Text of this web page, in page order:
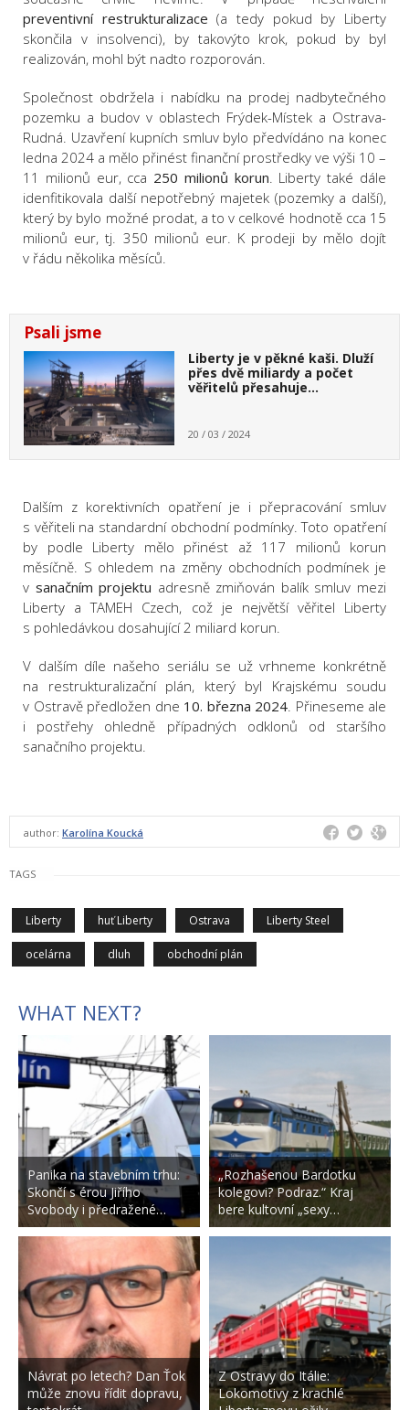
preventivní restrukturalizace (a tedy pokud by Liberty
skončila v insolvenci), by takovýto krok, pokud by byl
realizován, mohl být nadto rozporován.
Společnost obdržela i nabídku na prodej nadbytečného
pozemku a budov v oblastech Frýdek-Místek a Ostrava-
Rudná. Uzavření kupních smluv bylo předvídáno na konec
ledna 2024 a mělo přinést finanční prostředky ve výši 10 –
11 milionů eur, cca 250 milionů korun. Liberty také dále
idenfitikovala další nepotřebný majetek (pozemky a další),
který by bylo možné prodat, a to v celkové hodnotě cca 15
milionů eur, tj. 350 milionů eur. K prodeji by mělo dojít
v řádu několika měsíců.
Psali jsme
Liberty je v pěkné kaši. Dluží
přes dvě miliardy a počet
věřitelů přesahuje…
20 / 03 / 2024
Dalším z korektivních opatření je i přepracování smluv
s věřiteli na standardní obchodní podmínky. Toto opatření
by podle Liberty mělo přinést až 117 milionů korun
měsíčně. S ohledem na změny obchodních podmínek je
v sanačním projektu adresně zmiňován balík smluv mezi
Liberty a TAMEH Czech, což je největší věřitel Liberty
s pohledávkou dosahující 2 miliard korun.
V dalším díle našeho seriálu se už vrhneme konkrétně
na restrukturalizační plán, který byl Krajskému soudu
v Ostravě předložen dne 10. března 2024 . Přineseme ale
i postřehy ohledně případných odklonů od staršího
sanačního projektu.
author: Karolína Koucká
TAGS
Liberty huť Liberty Ostrava Liberty Steel
ocelárna dluh obchodní plán
WHAT NEXT?
Panika na stavebním trhu:
Skončí s érou Jiřího
Svobody i předražené…
Návrat po letech? Dan Ťok
může znovu řídit dopravu,
„Rozhašenou Bardotku
kolegovi? Podraz.“ Kraj
bere kultovní „sexy…
Z Ostravy do Itálie:
Lokomotivy z krachlé